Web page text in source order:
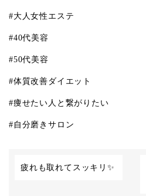
#大人女性エステ
#40代美容
#50代美容
#体質改善ダイエット
#痩せたい人と繋がりたい
# 自分磨きサロン
疲れも取れてスッキリ✨